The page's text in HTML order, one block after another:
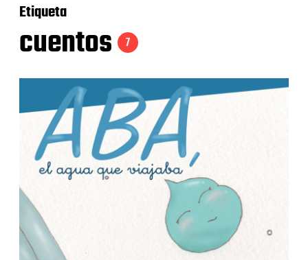
Etiqueta
cuentos 7